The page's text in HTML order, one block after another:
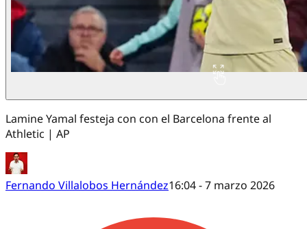
Lamine Yamal festeja con con el Barcelona frente al
Athletic | AP
Fernando Villalobos Hernández16:04 - 7 marzo 2026